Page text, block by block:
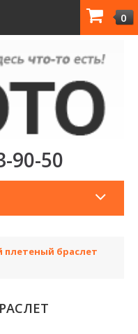
0
90-50
браслет